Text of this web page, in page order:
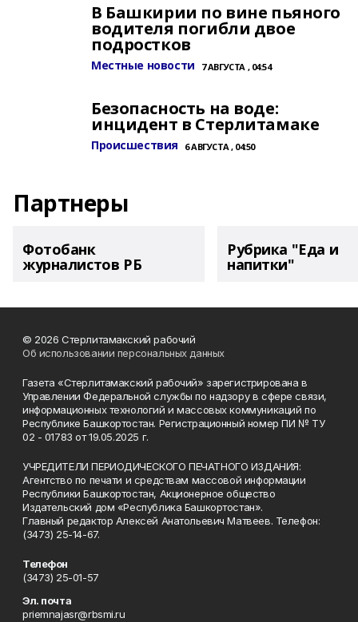
В Башкирии по вине пьяного
водителя погибли двое
подростков
Местные новости 7 АВГУСТА , 04:54
Безопасность на воде:
инцидент в Стерлитамаке
Происшествия 6 АВГУСТА , 04:50
Партнеры
Фотобанк
журналистов РБ
Рубрика "Еда и
напитки"
© 2026 Стерлитамакский рабочий
Об использовании персональных данных
Газета «Стерлитамакский рабочий» зарегистрирована в
Управлении Федеральной службы по надзору в сфере связи,
информационных технологий и массовых коммуникаций по
Республике Башкортостан. Регистрационный номер ПИ № ТУ
02 - 01783 от 19.05.2025 г.
УЧРЕДИТЕЛИ ПЕРИОДИЧЕСКОГО ПЕЧАТНОГО ИЗДАНИЯ:
Агентство по печати и средствам массовой информации
Республики Башкортостан, Акционерное общество
Издательский дом «Республика Башкортостан».
Главный редактор Алексей Анатольевич Матвеев. Телефон:
(3473) 25-14-67.
Телефон
(3473) 25-01-57
Эл. почта
priemnajasr@rbsmi.ru